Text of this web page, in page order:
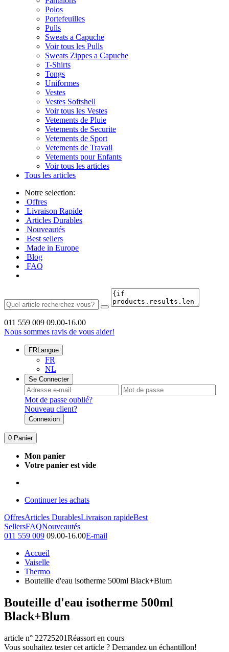
Polos
Portefeuilles
Pulls
Sweats a Capuche
Voir tous les Pulls
Sweats Zippes a Capuche
T-Shirts
Tongs
Uniformes
Vestes
Vestes Softshell
Voir tous les Vestes
Vetements de Pluie
Vetements de Securite
Vetements de Sport
Vetements de Travail
Vetements pour Enfants
Voir tous les articles
Tous les articles
Notre selection:
Offres
Livraison Rapide
Articles Durables
Nouveautés
Best sellers
Made in Europe
Blog
FAQ
011 559 009 09.00-16.00
Nous sommes ravis de vous aider!
FRLangue
FR
NL
Se Connecter
Mot de passe oublié?
Nouveau client?
Connexion
0 Panier
Mon panier
Votre panier est vide
Continuer les achats
OffresArticles DurablesLivraison rapideBest
SellersFAQNouveautés
011 559 009 09.00-16.00E-mail
Accueil
Vaiselle
Thermo
Bouteille d'eau isotherme 500ml Black+Blum
Bouteille d'eau isotherme 500ml
Black+Blum
article n° 22725201Réassort en cours
Vous souhaitez tester cet article ? Demandez un échantillon!